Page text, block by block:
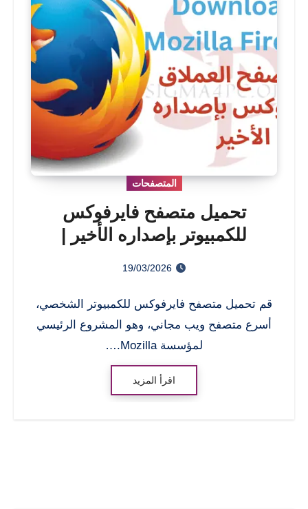
المتصفحات
تحميل متصفح فايرفوكس
للكمبيوتر بإصداره الأخير |
19/03/2026
قم تحميل متصفح فايرفوكس للكمبيوتر الشخصي،
أسرع متصفح ويب مجاني، وهو المشروع الرئيسي
لمؤسسة Mozilla.…
اقرأ المزيد